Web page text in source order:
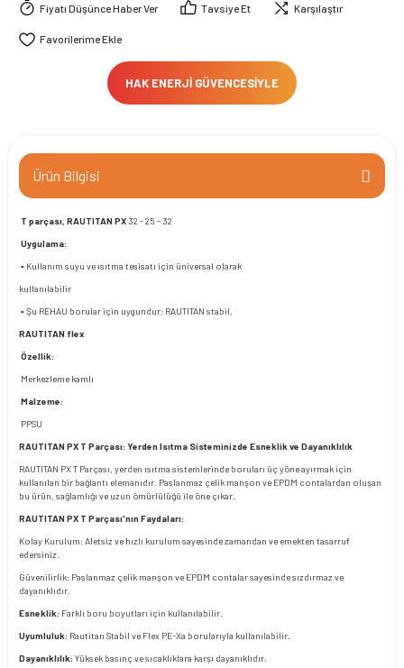
Fiyatı Düşünce Haber Ver Tavsiye Et Karşılaştır
HAK ENERJİ GÜVENCESİYLE
Ürün Bilgisi
T parçası, RAUTITAN PX 32 - 25 - 32
Uygulama:
▪ Kullanım suyu ve ısıtma tesisatı için üniversal olarak
kullanılabilir
▪ Şu REHAU borular için uygundur: RAUTITAN stabil,
RAUTITAN flex
Özellik:
Merkezleme kamlı
Malzeme:
PPSU
RAUTITAN PX T Parçası: Yerden Isıtma Sisteminizde Esneklik ve Dayanıklılık
RAUTITAN PX T Parçası, yerden ısıtma sistemlerinde boruları üç yöne ayırmak için
kullanılan bir bağlantı elemanıdır. Paslanmaz çelik manşon ve EPDM contalardan oluşan
bu ürün, sağlamlığı ve uzun ömürlülüğü ile öne çıkar.
RAUTITAN PX T Parçası'nın Faydaları:
Kolay Kurulum: Aletsiz ve hızlı kurulum sayesinde zamandan ve emekten tasarruf
edersiniz.
Güvenilirlik: Paslanmaz çelik manşon ve EPDM contalar sayesinde sızdırmaz ve
dayanıklıdır.
Esneklik: Farklı boru boyutları için kullanılabilir.
Uyumluluk: Rautitan Stabil ve Flex PE-Xa borularıyla kullanılabilir.
Dayanıklılık: Yüksek basınç ve sıcaklıklara karşı dayanıklıdır.